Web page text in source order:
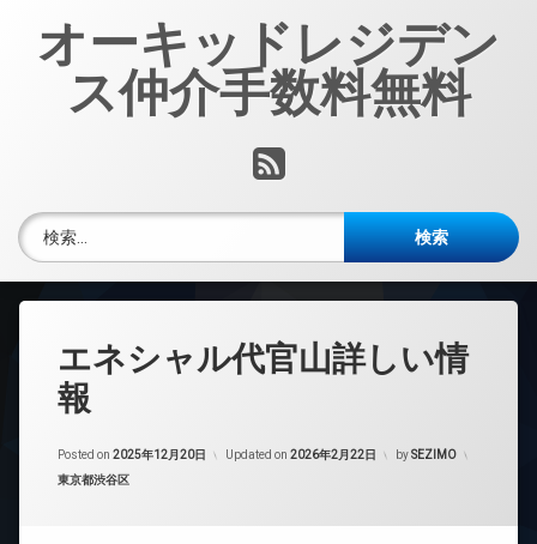
オーキッドレジデン
ス仲介手数料無料
RSS
検索:
エネシャル代官山詳しい情
報
Posted on 2025年12月20日 Updated on 2026年2月22日 bySEZIMO
カテゴリー:
東京都渋谷区